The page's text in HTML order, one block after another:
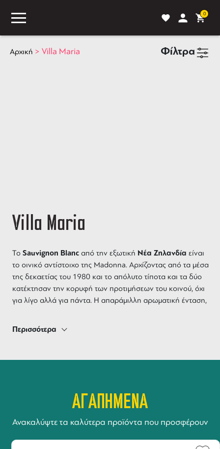
0
Αρχική > Villa Maria Φίλτρα
Villa Maria
To Sauvignon Blancαπό την εξωτική Νέα Ζηλανδία είναι
το οινικό αντίστοιχο της Madonna. Aρχίζοντας από τα μέσα
της δεκαετίας του 1980 και το απόλυτο τίποτα και τα δύο
κατέκτησαν την κορυφή των προτιμήσεων του κοινού, όχι
για λίγο αλλά για πάντα. Η απαράμιλλη αρωματική ένταση,
φρούτα που δίνουν οι ατελείωτες ώρες ηλιοφάνειας
δημιουργούν έναν ακαταμάχητο συνδιασμό. Όμως, στην
Sauvignon Blancή τουλάχιστον αυτό αποδεικνύει η
Τα υπόλοιπα τα εκφράζει συνοπτικά ο κύριος Stevenson:
είναι, συνολικά, ο καλύτερος
κρασιούστην Νέα Ζηλανδία ” ΤΟΜ STEVENSON “The New
Περισσότερα
ΑΓΑΠΗΜΕΝΑ
Ανακαλύψτε τα καλύτερα προϊόντα που προσφέρουν